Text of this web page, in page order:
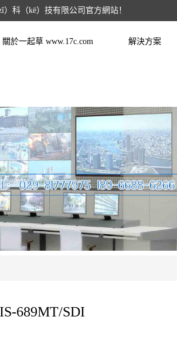
科（kē）技有限公司官方網站！
關於一起草 www.17c.com 解決方案
689MT/SDI